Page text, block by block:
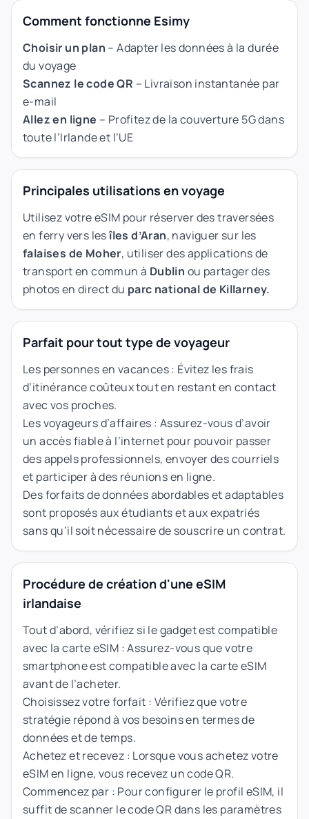
Comment fonctionne Esimy
Choisir un plan – Adapter les données à la durée
du voyage
Scannez le code QR – Livraison instantanée par
e-mail
Allez en ligne – Profitez de la couverture 5G dans
toute l’Irlande et l’UE
Principales utilisations en voyage
Utilisez votre eSIM pour réserver des traversées
en ferry vers lesîles d’Aran, naviguer sur les
falaises de Moher, utiliser des applications de
transport en commun à Dublin ou partager des
photos en direct du parc national de Killarney.
Parfait pour tout type de voyageur
Les personnes en vacances : Évitez les frais
d’itinérance coûteux tout en restant en contact
avec vos proches.
Les voyageurs d’affaires : Assurez-vous d’avoir
un accès fiable à l’internet pour pouvoir passer
des appels professionnels, envoyer des courriels
et participer à des réunions en ligne.
Des forfaits de données abordables et adaptables
sont proposés aux étudiants et aux expatriés
sans qu’il soit nécessaire de souscrire un contrat.
Procédure de création d'une eSIM
irlandaise
Tout d’abord, vérifiez si le gadget est compatible
avec la carte eSIM : Assurez-vous que votre
smartphone est compatible avec la carte eSIM
avant de l’acheter.
Choisissez votre forfait : Vérifiez que votre
stratégie répond à vos besoins en termes de
données et de temps.
Achetez et recevez : Lorsque vous achetez votre
eSIM en ligne, vous recevez un code QR.
Commencez par : Pour configurer le profil eSIM, il
suffit de scanner le code QR dans les paramètres